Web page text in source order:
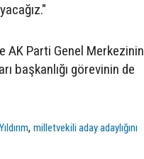
AK Parti Genel Merkezinin
başkanlığı görevinin de
,milletvekili aday adaylığını